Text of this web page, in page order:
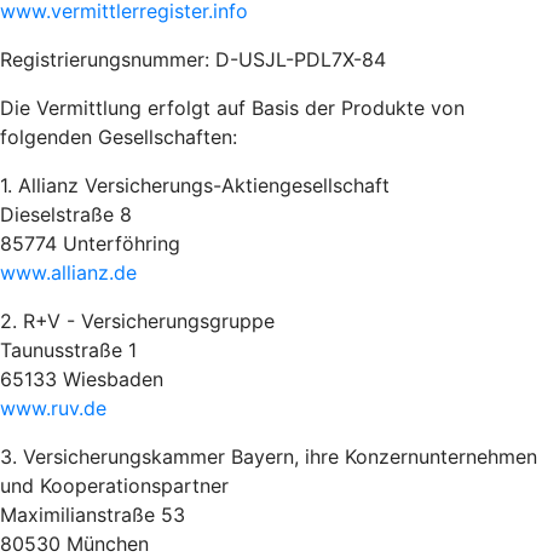
www.vermittlerregister.info
Registrierungsnummer: D-USJL-PDL7X-84
Die Vermittlung erfolgt auf Basis der Produkte von
folgenden Gesellschaften:
1. Allianz Versicherungs-Aktiengesellschaft
Dieselstraße 8
85774 Unterföhring
www.allianz.de
2. R+V - Versicherungsgruppe
Taunusstraße 1
65133 Wiesbaden
www.ruv.de
3. Versicherungskammer Bayern, ihre Konzernunternehmen
und Kooperationspartner
Maximilianstraße 53
80530 München